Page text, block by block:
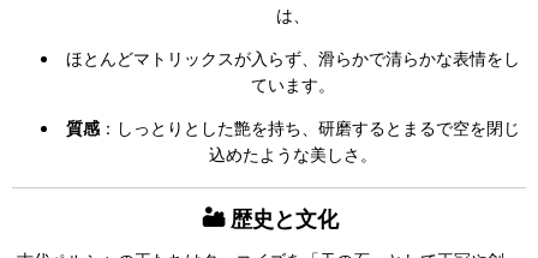
は、
ほとんどマトリックスが入らず、滑らかで清らかな表情をし
ています。
質感 ：しっとりとした艶を持ち、研磨するとまるで空を閉じ
込めたような美しさ。
🏜 歴史と文化